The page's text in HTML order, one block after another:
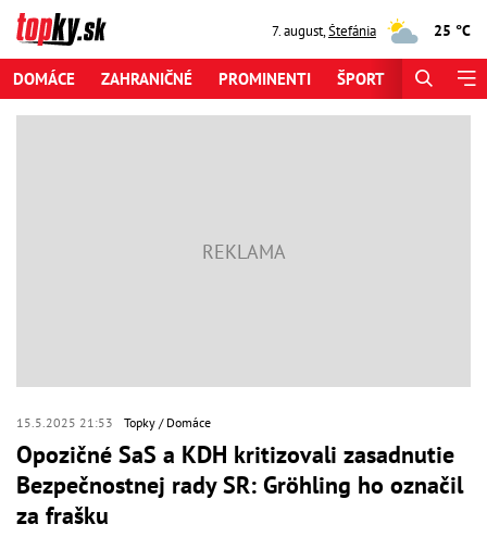
7. august,Štefánia 25 °C
DOMÁCE ZAHRANIČNÉ PROMINENTI ŠPORT
15.5.2025 21:53 Topky Domáce
Opozičné SaS a KDH kritizovali zasadnutie
Bezpečnostnej rady SR: Gröhling ho označil
za frašku